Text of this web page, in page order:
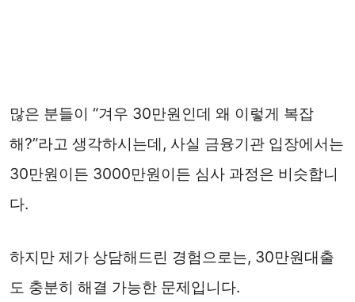
많은 분들이 “겨우 30만원인데 왜 이렇게 복잡
해?”라고 생각하시는데, 사실 금융기관 입장에서는
30만원이든 3000만원이든 심사 과정은 비슷합니
다.
하지만 제가 상담해드린 경험으로는, 30만원대출
도 충분히 해결 가능한 문제입니다.